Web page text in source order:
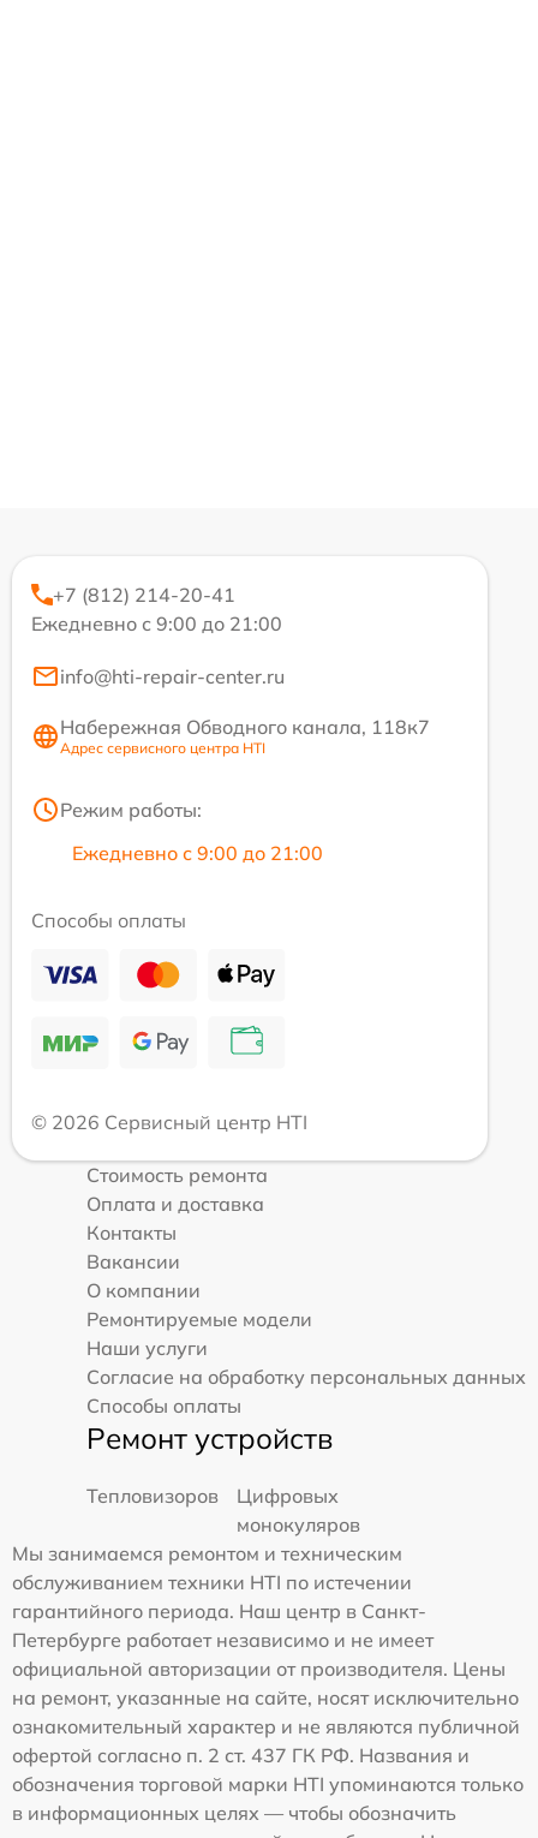
+7 (812) 214-20-41
Ежедневно с 9:00 до 21:00
info@hti-repair-center.ru
Набережная Обводного канала, 118к7
Адрес сервисного центра HTI
Режим работы:
Ежедневно с 9:00 до 21:00
Способы оплаты
© 2026 Сервисный центр HTI
Стоимость ремонта
Оплата и доставка
Контакты
Вакансии
О компании
Ремонтируемые модели
Наши услуги
Согласие на обработку персональных данных
Способы оплаты
Ремонт устройств
Тепловизоров
Цифровых
монокуляров
Мы занимаемся ремонтом и техническим
обслуживанием техники HTI по истечении
гарантийного периода. Наш центр в Санкт-
Петербурге работает независимо и не имеет
официальной авторизации от производителя. Цены
на ремонт, указанные на сайте, носят исключительно
ознакомительный характер и не являются публичной
офертой согласно п. 2 ст. 437 ГК РФ. Названия и
обозначения торговой марки HTI упоминаются только
в информационных целях — чтобы обозначить